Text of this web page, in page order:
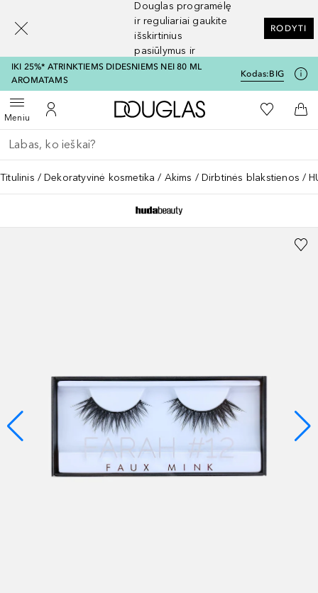
Douglas programėlę
ir reguliariai gaukite
išskirtinius
pasiūlymus ir
nuolaidas
RODYTI
IKI 25%* ATRINKTIEMS DIDESNIEMS NEI 80 ML
AROMATAMS
Kodas:BIG
MeniuAtidaryti meniuĮ mano paskyrą
Į Douglas pagrindinį
Į mano
Į
Grįžk atgal
Vykdykite paiešką
Titulinis Dekoratyvinė kosmetika Akims Dirbtinės blakstienos
[navigation.slideout.screenreader]